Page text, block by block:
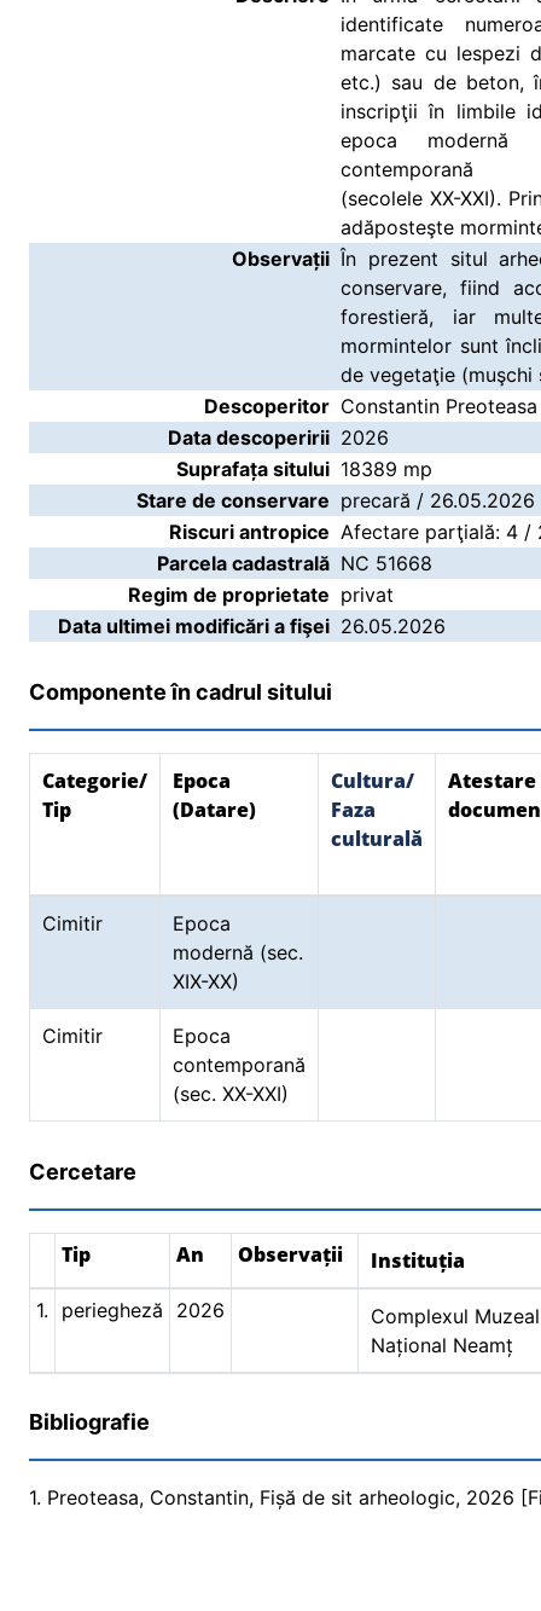
identificate
marcate cu lespezi
etc.) sau de beton,
inscripţii în limbile
epoca modernă
contemporană
(secolele XX-XXI).
adăposteşte
Observații În prezent situl
conservare, fiind
forestieră, iar
mormintelor sunt
de vegetaţie (muşchi
Descoperitor Constantin Preoteasa
Data descoperirii 2026
Suprafața sitului 18389 mp
Stare de conservare precară / 26.05.2026
Riscuri antropice Afectare parţială: 4 /
Parcela cadastrală NC 51668
Regim de proprietate privat
Data ultimei modificări a fişei 26.05.2026
Componente în cadrul sitului
Categorie/
Tip
Epoca
(Datare)
Cultura/
Faza
culturală
Atestare
Cimitir
Epoca
modernă (sec.
XIX-XX)
Cimitir
Epoca
contemporană
(sec. XX-XXI)
Cercetare
Tip An Observații Instituția
1. periegheză 2026
Complexul Muzeal
Național Neamț
Bibliografie
1. Preoteasa, Constantin, Fișă de sit arheologic, 2026